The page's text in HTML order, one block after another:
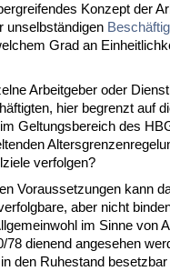
Kon­zept der
un­selbständi­gen
Grad an
Ar­beit­ge­ber oder
hier be­grenzt auf
Gel­tungs­be­reich des
ver­fol­gen?
Vor­aus­set­zun­gen kann
aber nicht
im Sin­ne von
78 die­nend an­ge­se­hen
den Ru­he­stand